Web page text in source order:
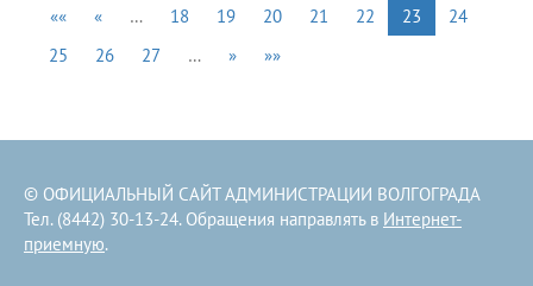
«« « … 18 19 20 21 22 23
24
25
26 27 … » »»
© ОФИЦИАЛЬНЫЙ САЙТ АДМИНИСТРАЦИИ ВОЛГОГРАДА
Тел. (8442) 30-13-24. Обращения направлять в Интернет-
приемную.